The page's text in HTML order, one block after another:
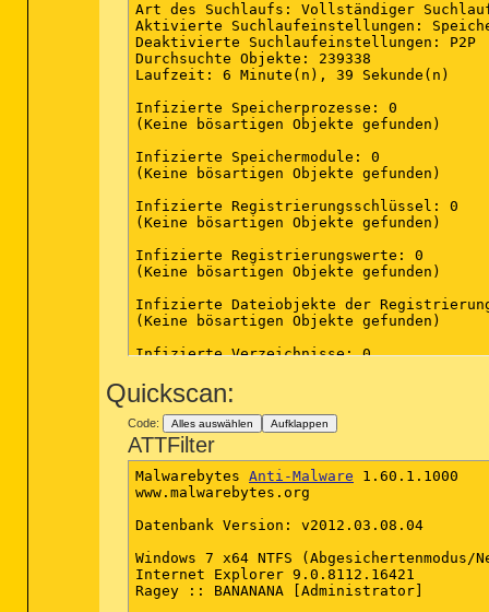
Art des Suchlaufs: Vollständiger
Aktivierte Suchlaufeinstellungen:
Deaktivierte Suchlaufeinstellungen: P2P
Durchsuchte Objekte: 239338
Laufzeit: 6 Minute(n), 39 Sekunde(n)
Infizierte Speicherprozesse: 0
(Keine bösartigen Objekte gefunden)
Infizierte Speichermodule: 0
(Keine bösartigen Objekte gefunden)
Infizierte Registrierungsschlüssel: 0
(Keine bösartigen Objekte gefunden)
Infizierte Registrierungswerte: 0
(Keine bösartigen Objekte gefunden)
Infizierte Dateiobjekte der
(Keine bösartigen Objekte gefunden)
Infizierte Verzeichnisse: 0
Infizierte Dateien: 0
(Keine bösartigen Objekte gefunden)
(Ende)
Quickscan:
Code: Alles auswählen Aufklappen
ATTFilter
Malwarebytes Anti-Malware 1.60.1.1000
www.malwarebytes.org
Datenbank Version: v2012.03.08.04
Windows 7 x64 NTFS (Abgesichertenmodus/
Internet Explorer 9.0.8112.16421
Ragey :: BANANANA [Administrator]